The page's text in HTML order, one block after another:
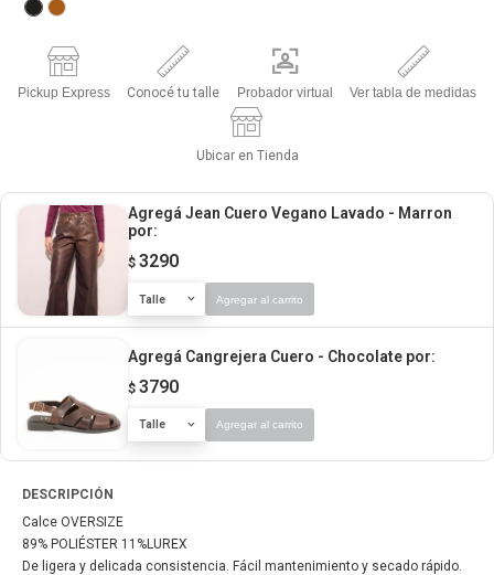
Pickup Express Conocé tu talle Probador virtual Ver tabla de medidas
Ubicar en Tienda
Agregá Jean Cuero Vegano Lavado - Marron
por:
$ 3290
Talle Agregar al carrito
Agregá Cangrejera Cuero - Chocolate por:
$ 3790
Talle Agregar al carrito
DESCRIPCIÓN
Calce OVERSIZE
89% POLIÉSTER 11%LUREX
De ligera y delicada consistencia. Fácil mantenimiento y secado rápido.